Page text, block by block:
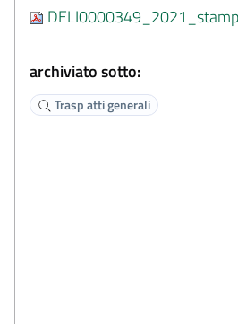
archiviato sotto:
Trasp atti generali